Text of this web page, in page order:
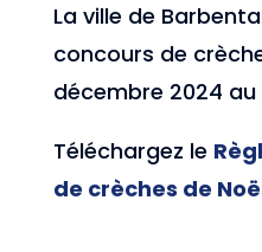
La ville de
concours de
décembre 2024 au
Téléchargez le
de crèches de